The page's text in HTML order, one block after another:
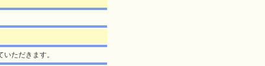
ただきます。